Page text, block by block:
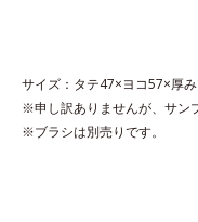
●無香料 ●酸化しやす
●カラーフィット処方*2=
ことでツヤのある美しい
●透明度の高いピグメント
サイズ：タテ47×ヨコ57×厚
※申し訳ありませんが、サン
※ブラシは別売りです。